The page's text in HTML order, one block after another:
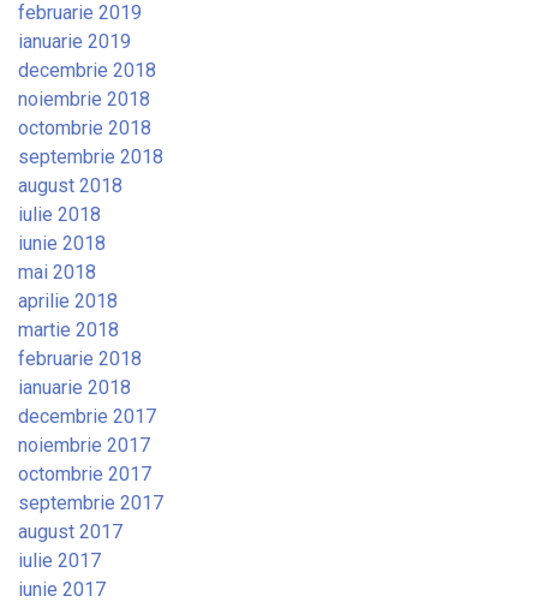
februarie 2019
ianuarie 2019
decembrie 2018
noiembrie 2018
octombrie 2018
septembrie 2018
august 2018
iulie 2018
iunie 2018
mai 2018
aprilie 2018
martie 2018
februarie 2018
ianuarie 2018
decembrie 2017
noiembrie 2017
octombrie 2017
septembrie 2017
august 2017
iulie 2017
iunie 2017